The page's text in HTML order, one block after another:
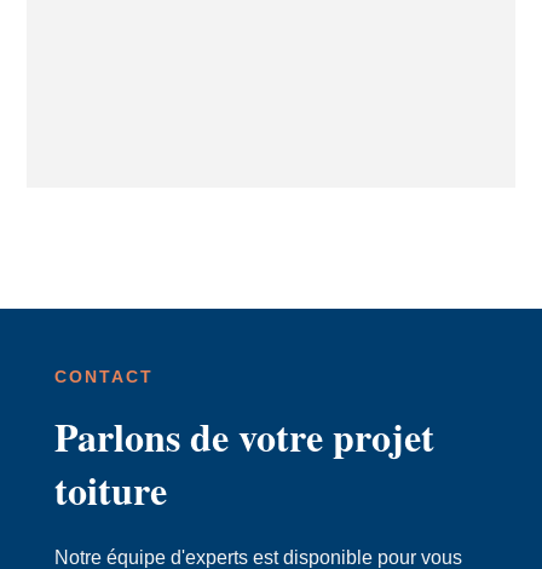
CONTACT
Parlons de votre projet
toiture
Notre équipe d'experts est disponible pour vous